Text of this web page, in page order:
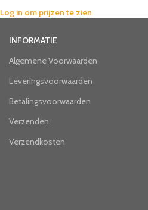
Log in om prijzen te zien
INFORMATIE
Algemene Voorwaarden
Leveringsvoorwaarden
Betalingsvoorwaarden
Verzenden
Verzendkosten